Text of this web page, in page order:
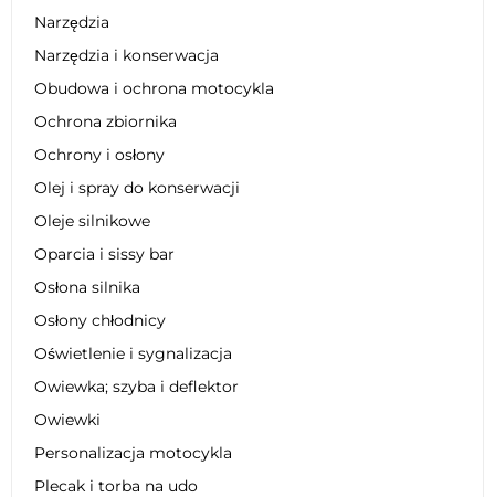
Narzędzia
Narzędzia i konserwacja
Obudowa i ochrona motocykla
Ochrona zbiornika
Ochrony i osłony
Olej i spray do konserwacji
Oleje silnikowe
Oparcia i sissy bar
Osłona silnika
Osłony chłodnicy
Oświetlenie i sygnalizacja
Owiewka; szyba i deflektor
Owiewki
Personalizacja motocykla
Plecak i torba na udo